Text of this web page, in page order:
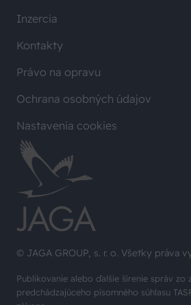
© JAGA GROUP, s. r. o. Všetky práva
Publikovanie alebo ďalšie šírenie správ zo
predchádzajúceho písomného súhlasu
Inzercia
Kontakty
Právo na opravu
Ochrana osobných údajov
Nastavenia cookies